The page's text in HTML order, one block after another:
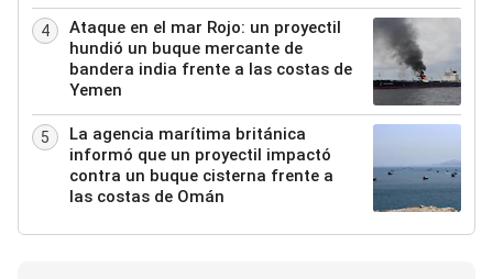
4
Ataque en el mar Rojo: un proyectil
hundió un buque mercante de
bandera india frente a las costas de
Yemen
5
La agencia marítima británica
informó que un proyectil impactó
contra un buque cisterna frente a
las costas de Omán